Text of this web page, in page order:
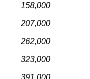
158,000
207,000
262,000
323,000
391,000